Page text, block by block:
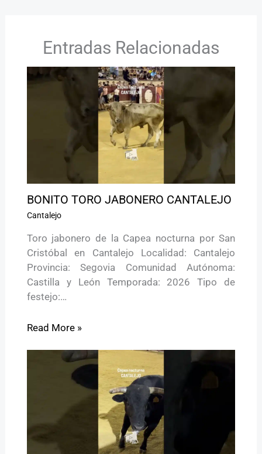
Entradas Relacionadas
BONITO TORO JABONERO CANTALEJO
Cantalejo
Toro jabonero de la Capea nocturna por San
Cristóbal en Cantalejo Localidad: Cantalejo
Provincia: Segovia Comunidad Autónoma:
Castilla y León Temporada: 2026 Tipo de
festejo:…
Read More »